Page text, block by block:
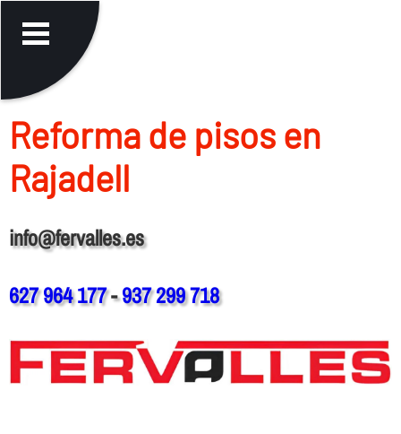
Reforma de pisos en
Rajadell
info@fervalles.es
627 964 177-937 299 718